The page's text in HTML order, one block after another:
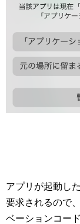
アプリが起動し
要求されるので
ベーションコー